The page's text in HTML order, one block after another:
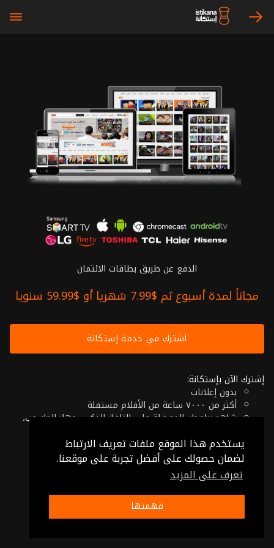
يستخدم هذا الموقع ملفات تعريف الارتباط
لضمان حصولك على أفضل تجربة على موقعنا.
تعرف على المزيد
فهمتها
arrow_right
bars
الدفع عن طريق بطاقات الائتمان
مجاناً لمدة أسبوع ثم $7.99 شهريا أو $59.99 سنويا
اشترك في خدمة إستكانة
إشترك الآن بإستكانة:
بدون إعلانات
أكثر من ٧٠٠٠ ساعة من الأفلام مستقلة
شاهد برامجك المفضلة على التلفاز الذكي، جهاز الحاسوب،
إلغاء في أي وقت
فقط $7.99 شهريا أو $59.99 سنويا
شروط الإستخدام-